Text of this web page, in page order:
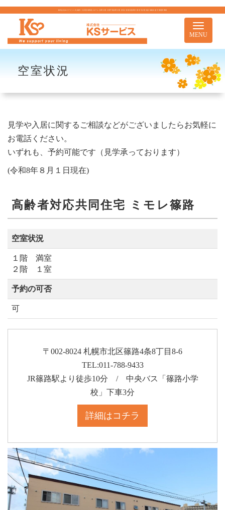
株式会社KSサービス｜札幌市｜住宅型有料老人ホーム 訪問介護 介護予防訪問介護 居宅介護 重度訪問介護 居宅介護支援 移動支援 児童通所事業
Toggle
MENU
空室状況
見学や入居に関するご相談などがございましたらお気軽に
お電話ください。
いずれも、予約可能です（見学承っております）
(令和8年８月１日現在)
高齢者対応共同住宅 ミモレ篠路
空室状況
１階 満室
２階 １室
予約の可否
可
〒002-8024 札幌市北区篠路4条8丁目8-6
TEL:011-788-9433
JR篠路駅より徒歩10分 / 中央バス「篠路小学
校」下車3分
詳細はコチラ